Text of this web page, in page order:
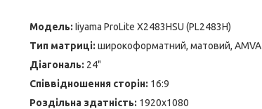
Модель: Iiyama ProLite X2483HSU (PL2483H)
Тип матриці: широкоформатний, матовий, AMVA
Діагональ: 24"
Співвідношення сторін: 16:9
Роздільна здатність: 1920x1080